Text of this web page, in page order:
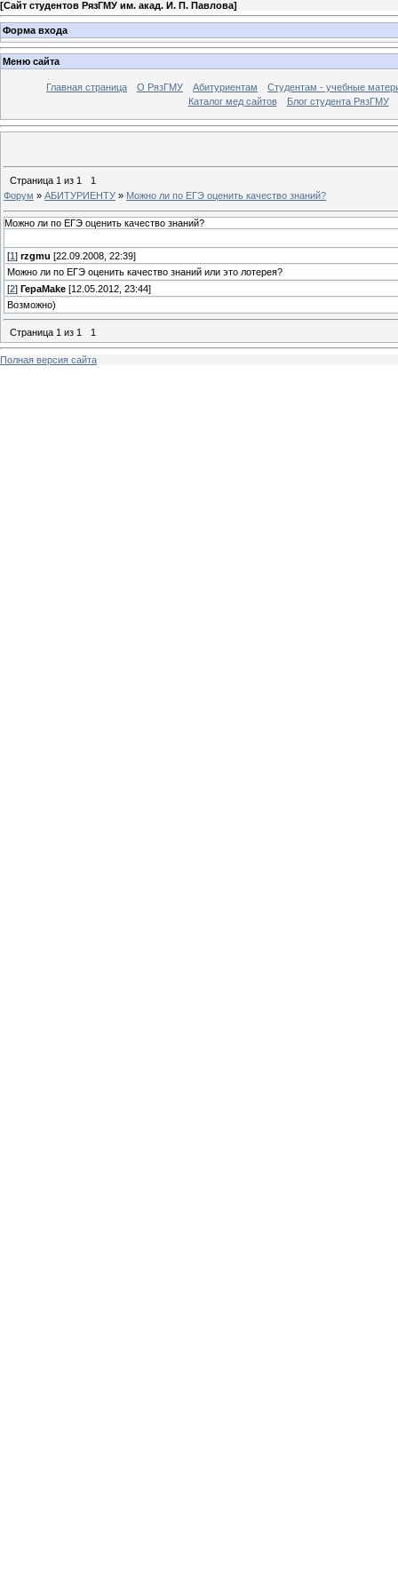
[Сайт студентов РязГМУ им. акад. И. П. Павлова]
Форма входа
Меню сайта
Главная страница О РязГМУ Абитуриентам
Студентам - учебные
Каталог мед сайтов
Блог студента РязГМУ
Страница 1 из 1
1
Форум » АБИТУРИЕНТУ » Можно ли по ЕГЭ оценить качество знаний?
Можно ли по ЕГЭ оценить качество знаний?
[1 ] rzgmu [22.09.2008, 22:39]
Можно ли по ЕГЭ оценить качество знаний или это лотерея?
[2] ГераMake [12.05.2012, 23:44]
Возможно)
Страница 1 из 1 1
Полная версия сайта